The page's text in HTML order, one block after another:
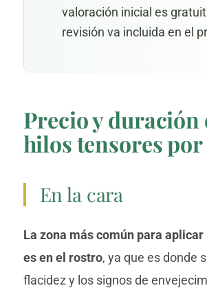
valoración inicial es
revisión va incluida en el
Precio y duración
hilos tensores por
En la cara
La zona más común para
es en el rostro, ya que es donde
flacidez y los signos de